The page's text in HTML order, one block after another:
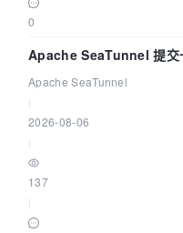
0
Apache SeaTunnel 提交
Apache SeaTunnel
2026-08-06
137